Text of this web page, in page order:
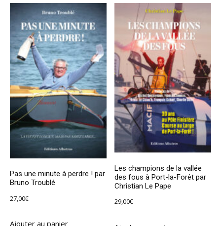
Pas une minute à perdre ! par
Bruno Troublé
27,00€
Ajouter au panier
Les champions de la vallée
des fous à Port-la-Forêt par
Christian Le Pape
29,00€